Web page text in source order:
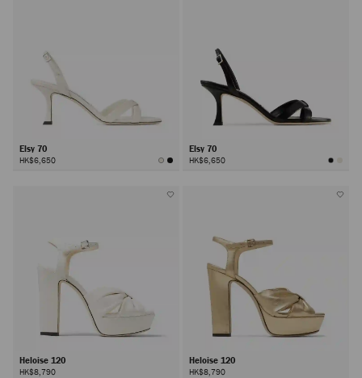
Elsy 70
HK$6,650
Elsy 70
HK$6,650
Heloise 120
HK$8,790
Heloise 120
HK$8,790